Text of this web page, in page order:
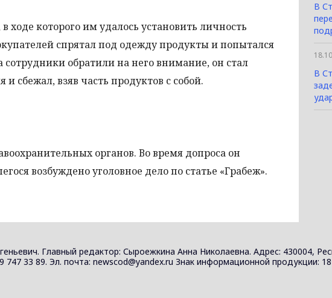
которого им удалось установить личность
спрятал под одежду продукты и попытался
обратили на него внимание, он стал
и сбежал, взяв часть продуктов с собой.
органов. Во время допроса он
возбуждено уголовное дело по статье «Грабеж».
В
В
Главный редактор: Сыроежкина Анна Николаевна. Адрес: 430004,
747 33 89. Эл. почта: newscod@yandex.ru Знак информационной продукции: